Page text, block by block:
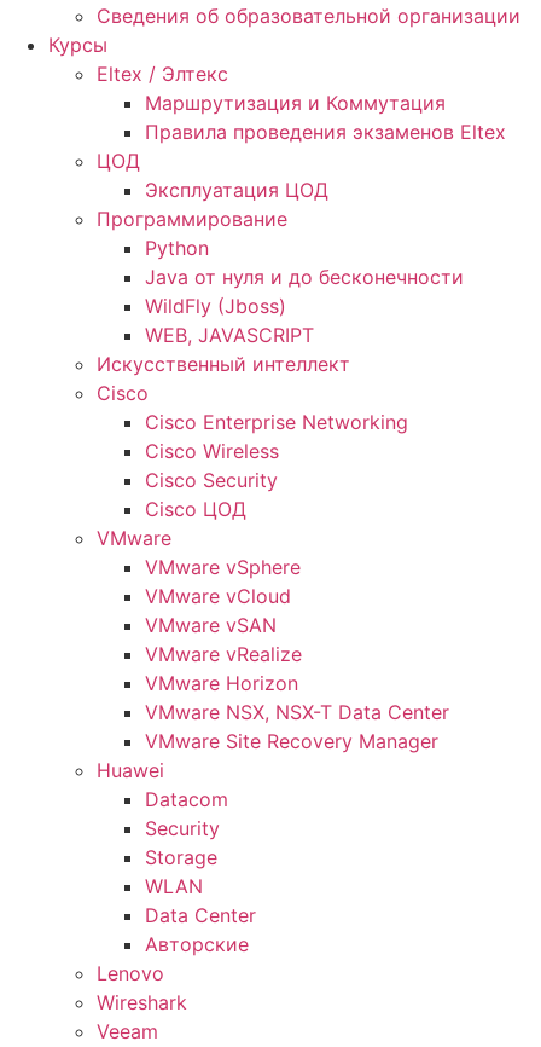
Сведения об образовательной организации
Курсы
Eltex / Элтекс
Маршрутизация и Коммутация
Правила проведения экзаменов Eltex
ЦОД
Эксплуатация ЦОД
Программирование
Python
Java от нуля и до бесконечности
WildFly (Jboss)
WEB, JAVASCRIPT
Искусственный интеллект
Cisco
Cisco Enterprise Networking
Cisco Wireless
Cisco Security
Cisco ЦОД
VMware
VMware vSphere
VMware vCloud
VMware vSAN
VMware vRealize
VMware Horizon
VMware NSX, NSX-T Data Center
VMware Site Recovery Manager
Huawei
Datacom
Security
Storage
WLAN
Data Center
Авторские
Lenovo
Wireshark
Veeam